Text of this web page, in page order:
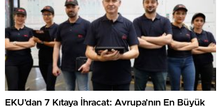
EKU’dan 7 Kıtaya İhracat: Avrupa’nın En Büyük